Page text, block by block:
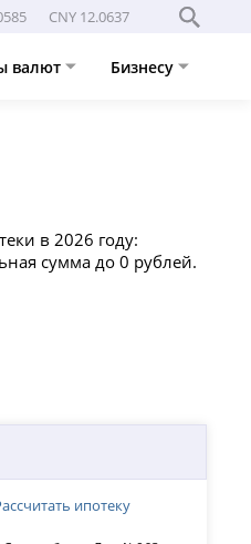
CNY 12.0637
валют Бизнесу
в 2026 году:
сумма до 0 рублей.
ипотеку